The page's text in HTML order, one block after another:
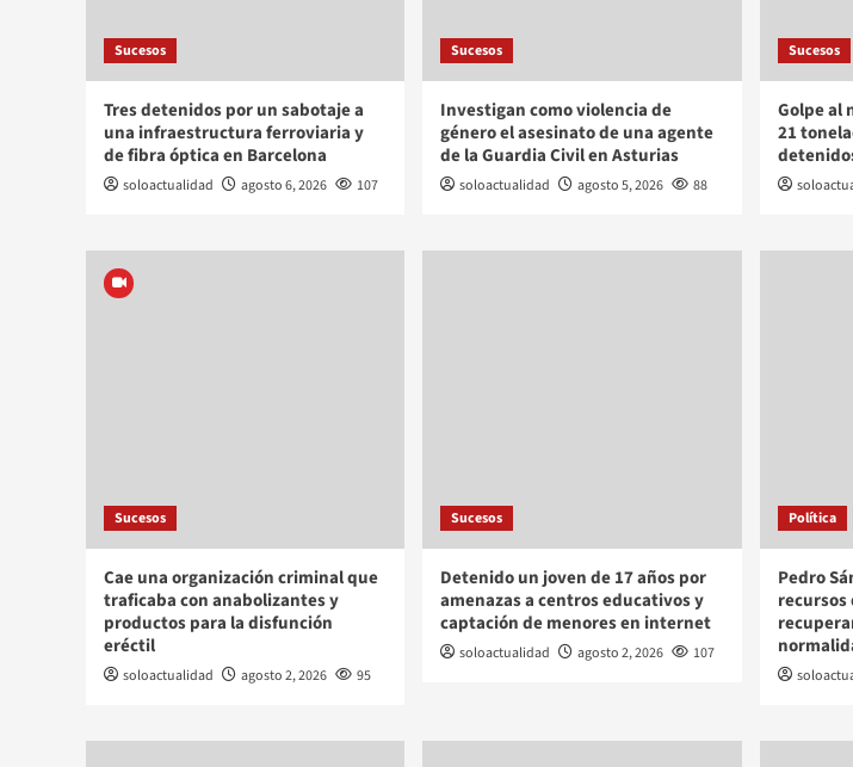
Sucesos
Tres detenidos por un sabotaje a
una infraestructura ferroviaria y
de fibra óptica en Barcelona
soloactualidad agosto 6, 2026 107
Sucesos
Investigan como violencia de
género el asesinato de una agente
de la Guardia Civil en Asturias
soloactualidad agosto 5, 2026 88
Sucesos
Golpe al
21
Sucesos
Cae una organización criminal que
traficaba con anabolizantes y
productos para la disfunción
eréctil
soloactualidad agosto 2, 2026 95
Sucesos
Detenido un joven de 17 años por
amenazas a centros educativos y
captación de menores en internet
soloactualidad agosto 2, 2026 107
Política
Pedro
recursos